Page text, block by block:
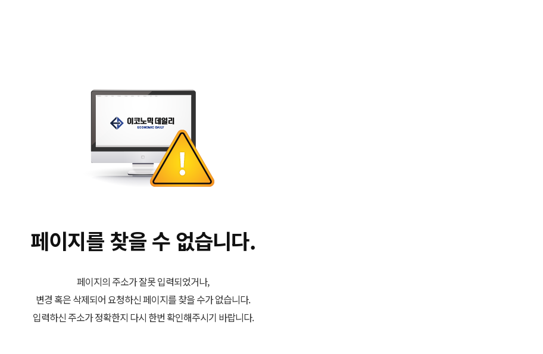
페이지를 찾을 수 없습니다.
페이지의 주소가 잘못 입력되었거나,
변경 혹은 삭제되어 요청하신 페이지를 찾을 수가 없습니다.
입력하신 주소가 정확한지 다시 한번 확인해주시기 바랍니다.